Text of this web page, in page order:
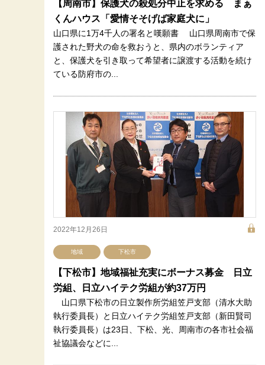
【周南市】保護犬の殺処分中止を求める まぁ
くんハウス「愛情そそげば家庭犬に」
山口県に1万4千人の署名と嘆願書 山口県周南市で保
護された野犬の命を救おうと、県内のボランティア
と、保護犬を引き取って希望者に譲渡する活動を続け
ている防府市の...
2022年12月26日
地域 下松市
【下松市】地域福祉充実にボーナス募金 日立
労組、日立ハイテク労組が約37万円
山口県下松市の日立製作所労組笠戸支部（清水大助
執行委員長）と日立ハイテク労組笠戸支部（新田賢司
執行委員長）は23日、下松、光、周南市の各市社会福
祉協議会などに...